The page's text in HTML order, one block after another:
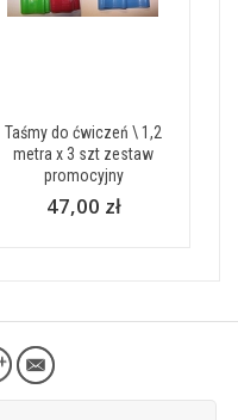
Taśmy do ćwiczeń \ 1,2
metra x 3 szt zestaw
promocyjny
47,00 zł